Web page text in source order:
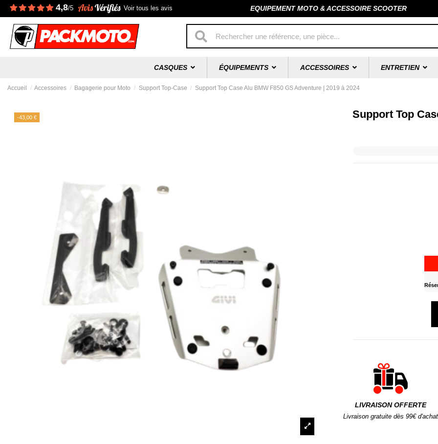
4,8/5 Voir tous les avis EQUIPEMENT MOTO & ACCESSOIRE SCOOTER
CASQUES ÉQUIPEMENTS ACCESSOIRES ENTRETIEN
Accueil Accessoires Bagagerie pour Moto Support Top-Case Support Top Case Alu BMW F850 GS Adventure | 2019 à 2024
-43,00 € Support Top
LIVRAISON OFFERTE
Livraison gratuite dès 99€ d'achat